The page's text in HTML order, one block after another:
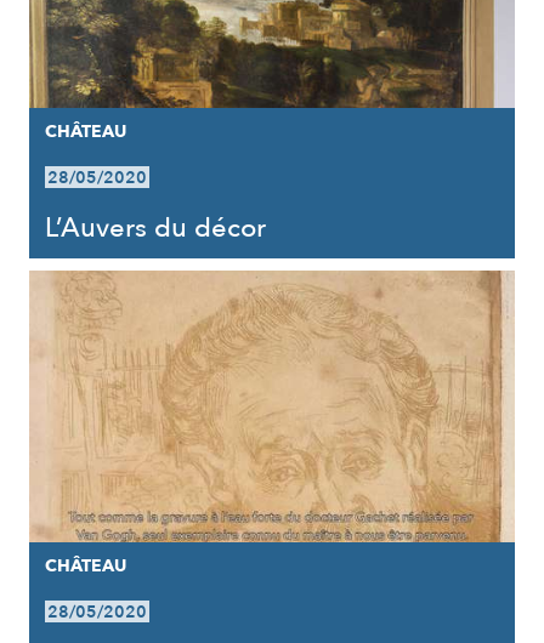
CHÂTEAU
28/05/2020
L’Auvers du décor
CHÂTEAU
28/05/2020